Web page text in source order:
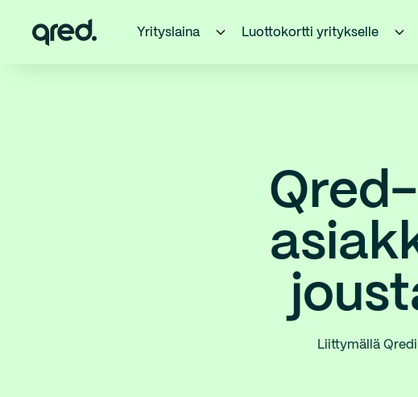
Yrityslaina Luottokortti yritykselle
Liittymällä